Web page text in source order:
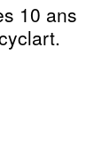
10 ans